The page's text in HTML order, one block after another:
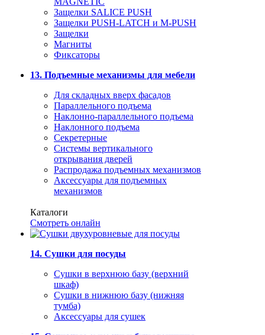
Защелки SALICE PUSH
Защелки PUSH-LATCH и M-PUSH
Защелки
Магниты
Фиксаторы
13. Подъемные механизмы для мебели
Для складных вверх фасадов
Параллельного подъема
Наклонно-параллельного подъема
Наклонного подъема
Секретерные
Системы вертикального
открывания дверей
Распродажа подъемных механизмов
Аксессуары для подъемных
механизмов
Каталоги
Смотреть онлайн
14. Сушки для посуды
Сушки в верхнюю базу (верхний
шкаф)
Сушки в нижнюю базу (нижняя
тумба)
Аксессуары для сушек